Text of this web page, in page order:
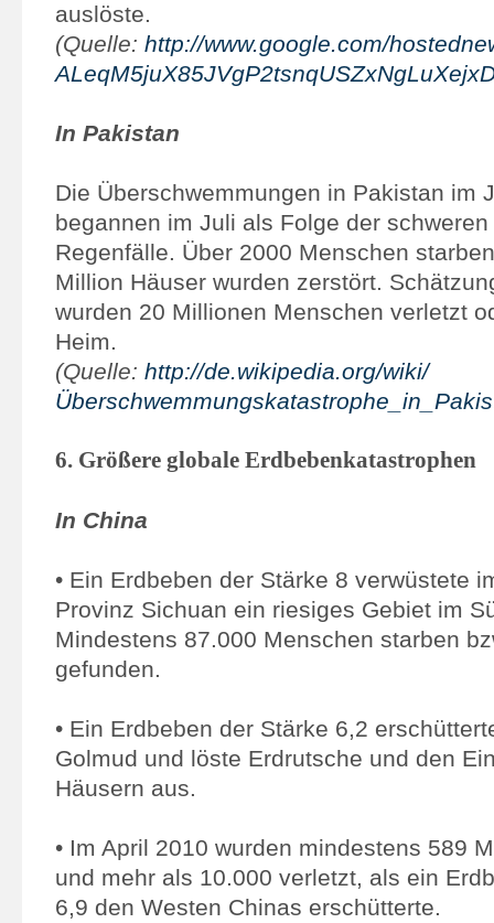
auslöste.
(Quelle: http://www.google.com/
In Pakistan
Die Überschwemmungen in Pakistan im
begannen im Juli als Folge der
Regenfälle. Über 2000 Menschen
Million Häuser wurden zerstört.
wurden 20 Millionen Menschen verletzt
Heim.
(Quelle: http://de.wikipedia.org/wiki/
6. Größere globale Erdbebenkatastrophen
In China
• Ein Erdbeben der Stärke 8 verwüstete
Provinz Sichuan ein riesiges Gebiet im
Mindestens 87.000 Menschen starben
gefunden.
• Ein Erdbeben der Stärke 6,2
Golmud und löste Erdrutsche und den
Häusern aus.
• Im April 2010 wurden mindestens 589
und mehr als 10.000 verletzt, als ein
6,9 den Westen Chinas erschütterte.